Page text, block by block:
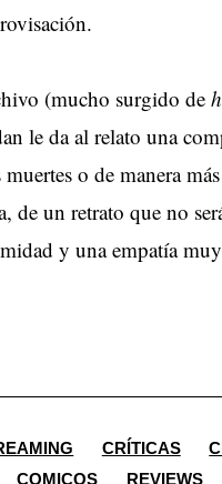
(mucho surgido de
le da al relato una
o de manera
de un retrato que no
y una empatía
CRÍTICAS
COMICOS REVIEWS